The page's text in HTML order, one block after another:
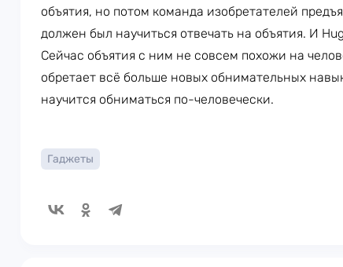
объятия, но потом команда изобретателей
должен был научиться отвечать на объятия. И
Сейчас объятия с ним не совсем похожи на
обретает всё больше новых обнимательных
научится обниматься по-человечески.
Гаджеты